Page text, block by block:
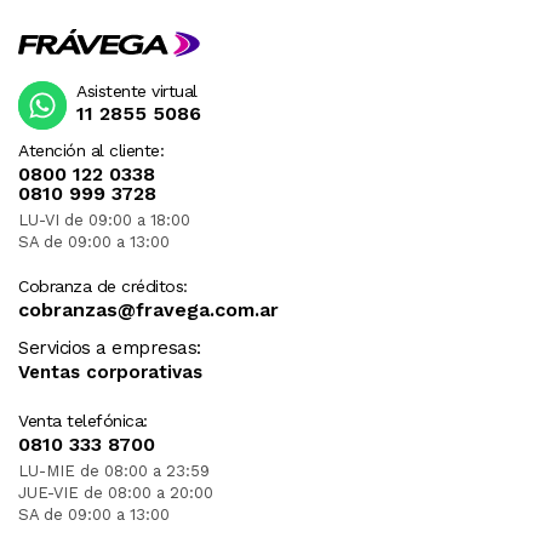
Atención al cliente:
0800 122 0338
0810 999 3728
LU-VI de 09:00 a 18:00
SA de 09:00 a 13:00
Cobranza de créditos:
cobranzas@fravega.com.ar
Servicios a empresas:
Ventas corporativas
Venta telefónica:
0810 333 8700
LU-MIE de 08:00 a 23:59
JUE-VIE de 08:00 a 20:00
SA de 09:00 a 13:00
Asistente virtual
11 2855 5086